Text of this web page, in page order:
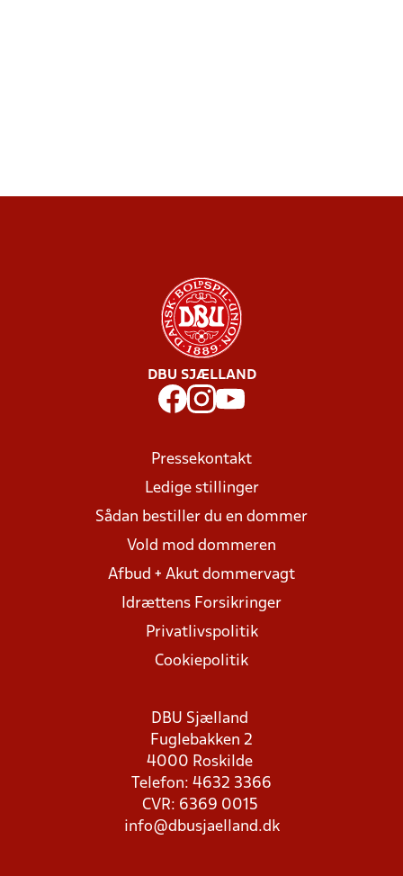
DBU SJÆLLAND
Pressekontakt
Ledige stillinger
Sådan bestiller du en dommer
Vold mod dommeren
Afbud + Akut dommervagt
Idrættens Forsikringer
Privatlivspolitik
Cookiepolitik
DBU Sjælland
Fuglebakken 2
4000 Roskilde
Telefon: 4632 3366
CVR: 6369 0015
info@dbusjaelland.dk